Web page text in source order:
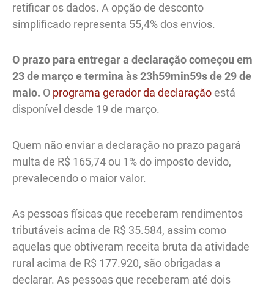
retificar os dados. A opção de desconto
simplificado representa 55,4% dos envios.
O prazo para entregar a declaração começou em
23 de março e termina às 23h59min59s de 29 de
maio. O programa gerador da declaração está
disponível desde 19 de março.
Quem não enviar a declaração no prazo pagará
multa de R$ 165,74 ou 1% do imposto devido,
prevalecendo o maior valor.
As pessoas físicas que receberam rendimentos
tributáveis acima de R$ 35.584, assim como
aquelas que obtiveram receita bruta da atividade
rural acima de R$ 177.920, são obrigadas a
declarar. As pessoas que receberam até dois